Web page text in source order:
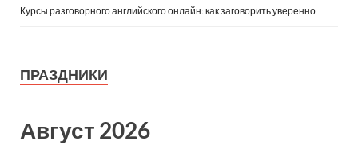
Курсы разговорного английского онлайн: как заговорить уверенно
ПРАЗДНИКИ
Август 2026